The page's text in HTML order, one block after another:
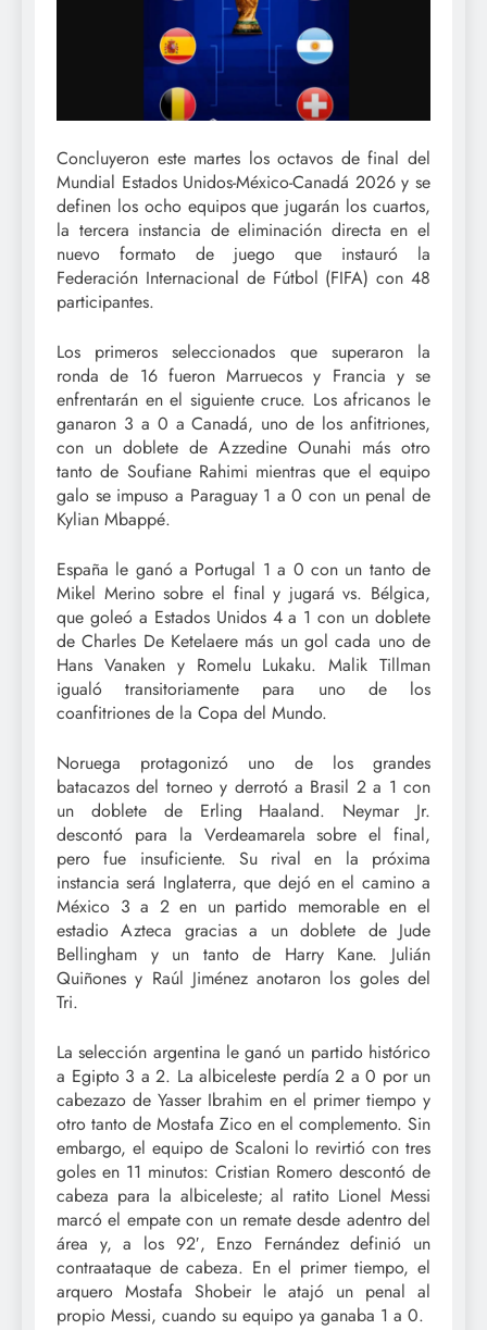
Concluyeron este martes los octavos de final del
Mundial Estados Unidos-México-Canadá 2026 y se
definen los ocho equipos que jugarán los cuartos,
la tercera instancia de eliminación directa en el
nuevo formato de juego que instauró la
Federación Internacional de Fútbol (FIFA) con 48
participantes.
Los primeros seleccionados que superaron la
ronda de 16 fueron Marruecos y Francia y se
enfrentarán en el siguiente cruce. Los africanos le
ganaron 3 a 0 a Canadá, uno de los anfitriones,
con un doblete de Azzedine Ounahi más otro
tanto de Soufiane Rahimi mientras que el equipo
galo se impuso a Paraguay 1 a 0 con un penal de
Kylian Mbappé.
España le ganó a Portugal 1 a 0 con un tanto de
Mikel Merino sobre el final y jugará vs. Bélgica,
que goleó a Estados Unidos 4 a 1 con un doblete
de Charles De Ketelaere más un gol cada uno de
Hans Vanaken y Romelu Lukaku. Malik Tillman
igualó transitoriamente para uno de los
coanfitriones de la Copa del Mundo.
Noruega protagonizó uno de los grandes
batacazos del torneo y derrotó a Brasil 2 a 1 con
un doblete de Erling Haaland. Neymar Jr.
descontó para la Verdeamarela sobre el final,
pero fue insuficiente. Su rival en la próxima
instancia será Inglaterra, que dejó en el camino a
México 3 a 2 en un partido memorable en el
estadio Azteca gracias a un doblete de Jude
Bellingham y un tanto de Harry Kane. Julián
Quiñones y Raúl Jiménez anotaron los goles del
Tri.
La selección argentina le ganó un partido histórico
a Egipto 3 a 2. La albiceleste perdía 2 a 0 por un
cabezazo de Yasser Ibrahim en el primer tiempo y
otro tanto de Mostafa Zico en el complemento. Sin
embargo, el equipo de Scaloni lo revirtió con tres
goles en 11 minutos: Cristian Romero descontó de
cabeza para la albiceleste; al ratito Lionel Messi
marcó el empate con un remate desde adentro del
área y, a los 92′, Enzo Fernández definió un
contraataque de cabeza. En el primer tiempo, el
arquero Mostafa Shobeir le atajó un penal al
propio Messi, cuando su equipo ya ganaba 1 a 0.